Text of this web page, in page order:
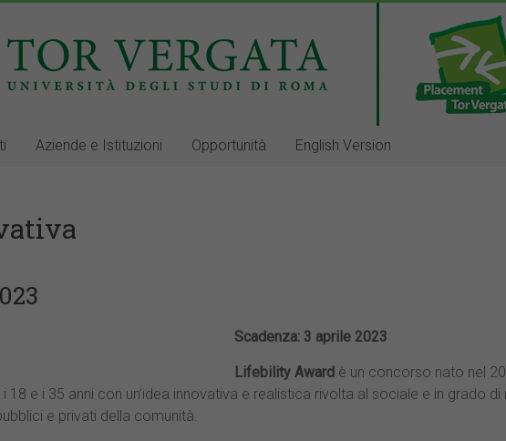
Aziende e Istituzioni Opportunità English Version
Scadenza: 3 aprile 2023
Lifebility Award è un concorso nato nel
18 e i 35 anni con un’idea innovativa e realistica rivolta al sociale e in grado
e privati della comunità.